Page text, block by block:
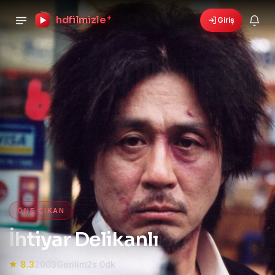
hdfilmizle + Giriş
🎁 6 yeni fırsat! Bonusları gör›
HD Film izle — HD Film İzle,
ÖNE ÇIKAN
İhtiyar Delikanlı
★ 8.32003 Gerilim2s 0dk